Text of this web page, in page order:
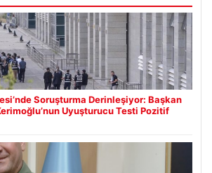
Soruşturma Derinleşiyor: Başkan
Uyuşturucu Testi Pozitif